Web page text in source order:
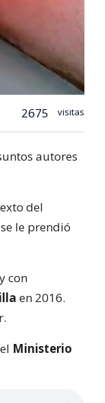
2675 visitas
autores
del
le prendió
con
en 2016.
Ministerio